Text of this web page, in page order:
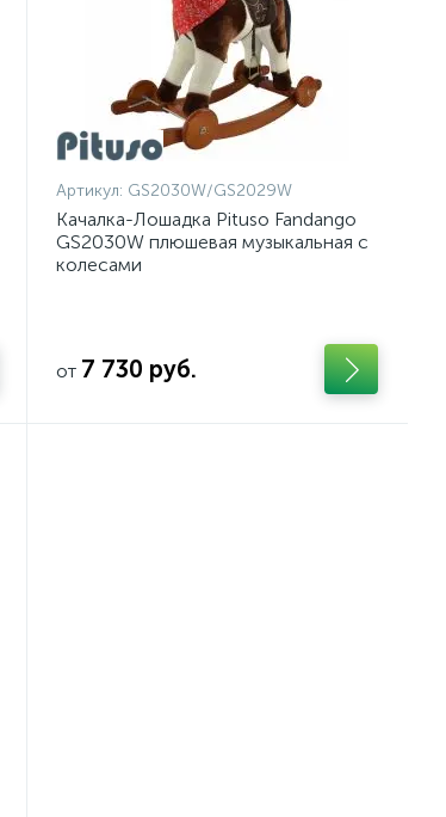
Артикул: GS2030W/GS2029W
Качалка-Лошадка Pituso Fandango
GS2030W плюшевая музыкальная с
колесами
от 7 730 руб.